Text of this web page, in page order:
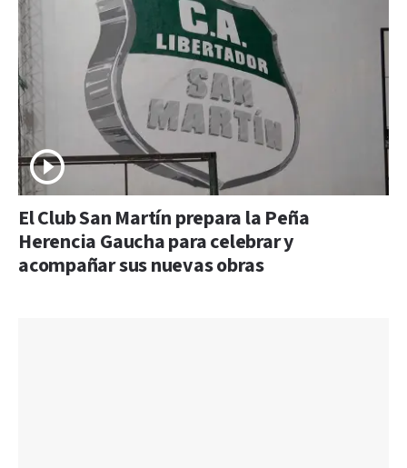
El Club San Martín prepara la Peña
Herencia Gaucha para celebrar y
acompañar sus nuevas obras